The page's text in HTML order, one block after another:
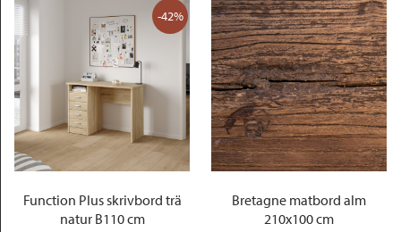
-42%
Function Plus skrivbord trä
natur B110 cm
Bretagne matbord alm
210x100 cm